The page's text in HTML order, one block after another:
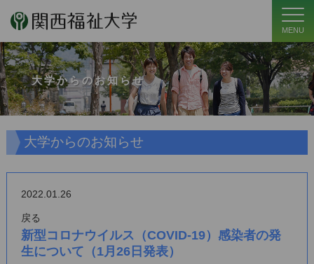
MENU
大学からのお知らせ
大学からのお知らせ
2022.01.26
戻る
新型コロナウイルス（COVID-19）感染者の発
生について（1月26日発表）